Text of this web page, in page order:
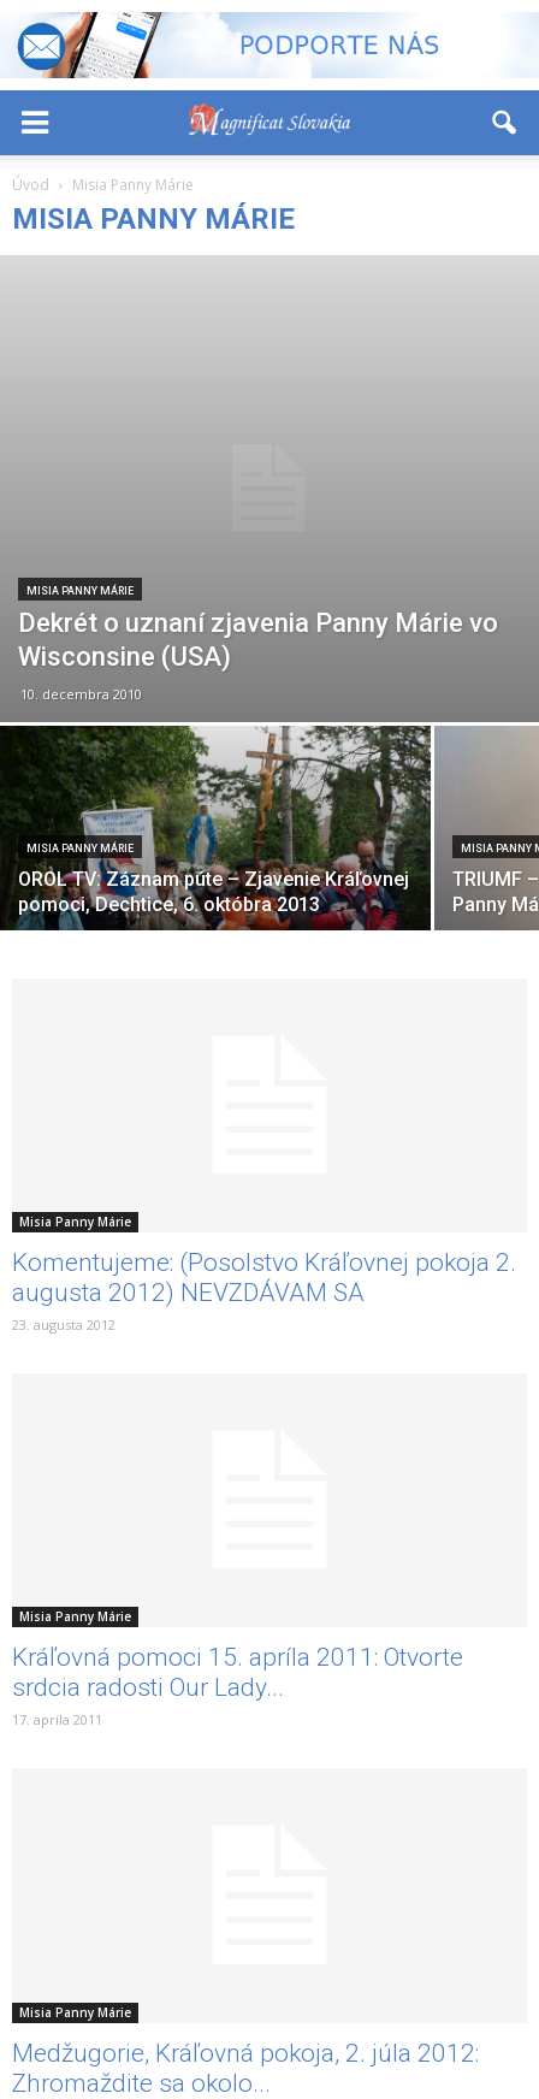
Úvod Misia Panny Márie
MISIA PANNY MÁRIE
MISIA PANNY MÁRIE
Dekrét o uznaní zjavenia Panny Márie vo
Wisconsine (USA)
10. decembra 2010
MISIA PANNY MÁRIE
OROL TV: Záznam púte – Zjavenie Kráľovnej
pomoci, Dechtice, 6. októbra 2013
MISIA PANNY
TRIUMF
Panny
Misia Panny Márie
Komentujeme: (Posolstvo Kráľovnej pokoja 2.
augusta 2012) NEVZDÁVAM SA
23. augusta 2012
Misia Panny Márie
Kráľovná pomoci 15. apríla 2011: Otvorte
srdcia radosti Our Lady...
17. apríla 2011
Misia Panny Márie
Medžugorie, Kráľovná pokoja, 2. júla 2012:
Zhromaždite sa okolo...
+